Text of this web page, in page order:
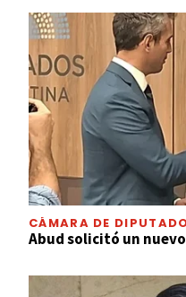
CÁMARA DE
Abud solicitó un